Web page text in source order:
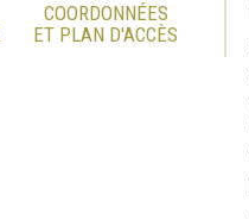
COORDONNÉES
ET PLAN D'ACCÈS